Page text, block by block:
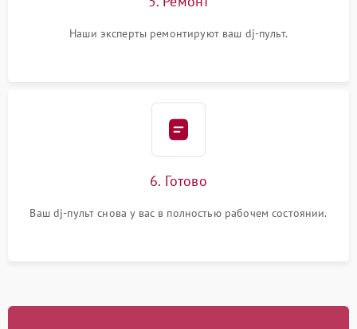
Наши эксперты ремонтируют ваш dj-пульт.
6. Готово
Ваш dj-пульт снова у вас в полностью рабочем состоянии.